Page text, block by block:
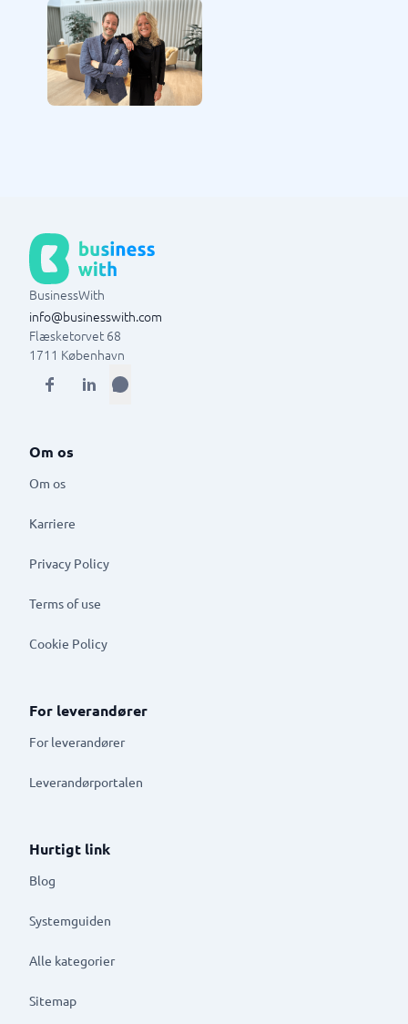
BusinessWith
info@businesswith.com
Flæsketorvet 68
1711 København
Om os
Om os
Karriere
Privacy Policy
Terms of use
Cookie Policy
For leverandører
For leverandører
Leverandørportalen
Hurtigt link
Blog
Systemguiden
Alle kategorier
Sitemap